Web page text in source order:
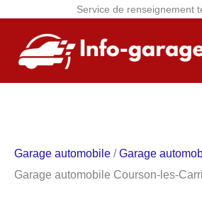
Service de renseignement
contenu
Garage automobile /Garage
Garage automobile Courson-les-